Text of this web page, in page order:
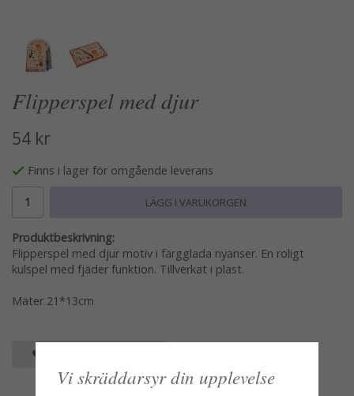
Flipperspel med djur
54 kr
Finns i lager för omgående leverans
LÄGG I VARUKORGEN
Produktbeskrivning:
Flipperspel med djur motiv i färgglada nyanser. En roligt
kulspel med fjäder funktion. Tillverkat i plast.
Mäter 21*13cm
Vi skräddarsyr din upplevelse